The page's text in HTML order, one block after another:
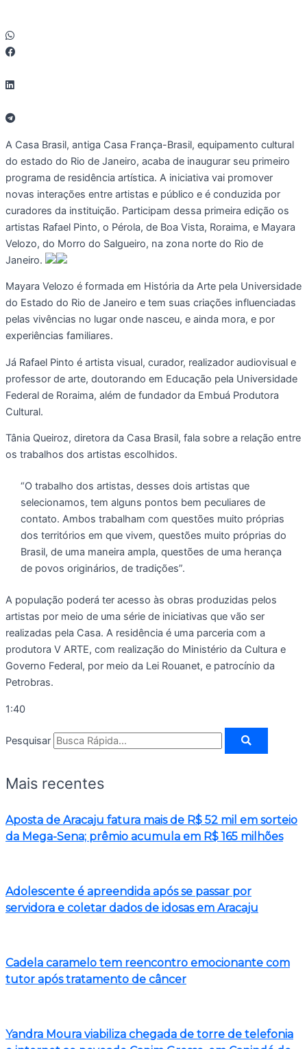
A Casa Brasil, antiga Casa França-Brasil, equipamento cultural
do estado do Rio de Janeiro, acaba de inaugurar seu primeiro
programa de residência artística. A iniciativa vai promover
novas interações entre artistas e público e é conduzida por
curadores da instituição. Participam dessa primeira edição os
artistas Rafael Pinto, o Pérola, de Boa Vista, Roraima, e Mayara
Velozo, do Morro do Salgueiro, na zona norte do Rio de
Janeiro.
Mayara Velozo é formada em História da Arte pela Universidade
do Estado do Rio de Janeiro e tem suas criações influenciadas
pelas vivências no lugar onde nasceu, e ainda mora, e por
experiências familiares.
Já Rafael Pinto é artista visual, curador, realizador audiovisual e
professor de arte, doutorando em Educação pela Universidade
Federal de Roraima, além de fundador da Embuá Produtora
Cultural.
Tânia Queiroz, diretora da Casa Brasil, fala sobre a relação entre
os trabalhos dos artistas escolhidos.
“O trabalho dos artistas, desses dois artistas que
selecionamos, tem alguns pontos bem peculiares de
contato. Ambos trabalham com questões muito próprias
dos territórios em que vivem, questões muito próprias do
Brasil, de uma maneira ampla, questões de uma herança
de povos originários, de tradições”.
A população poderá ter acesso às obras produzidas pelos
artistas por meio de uma série de iniciativas que vão ser
realizadas pela Casa. A residência é uma parceria com a
produtora V ARTE, com realização do Ministério da Cultura e
Governo Federal, por meio da Lei Rouanet, e patrocínio da
Petrobras.
1:40
Pesquisar
Mais recentes
Aposta de Aracaju fatura mais de R$ 52 mil em sorteio
da Mega-Sena; prêmio acumula em R$ 165 milhões
Adolescente é apreendida após se passar por
servidora e coletar dados de idosas em Aracaju
Cadela caramelo tem reencontro emocionante com
tutor após tratamento de câncer
Yandra Moura viabiliza chegada de torre de telefonia